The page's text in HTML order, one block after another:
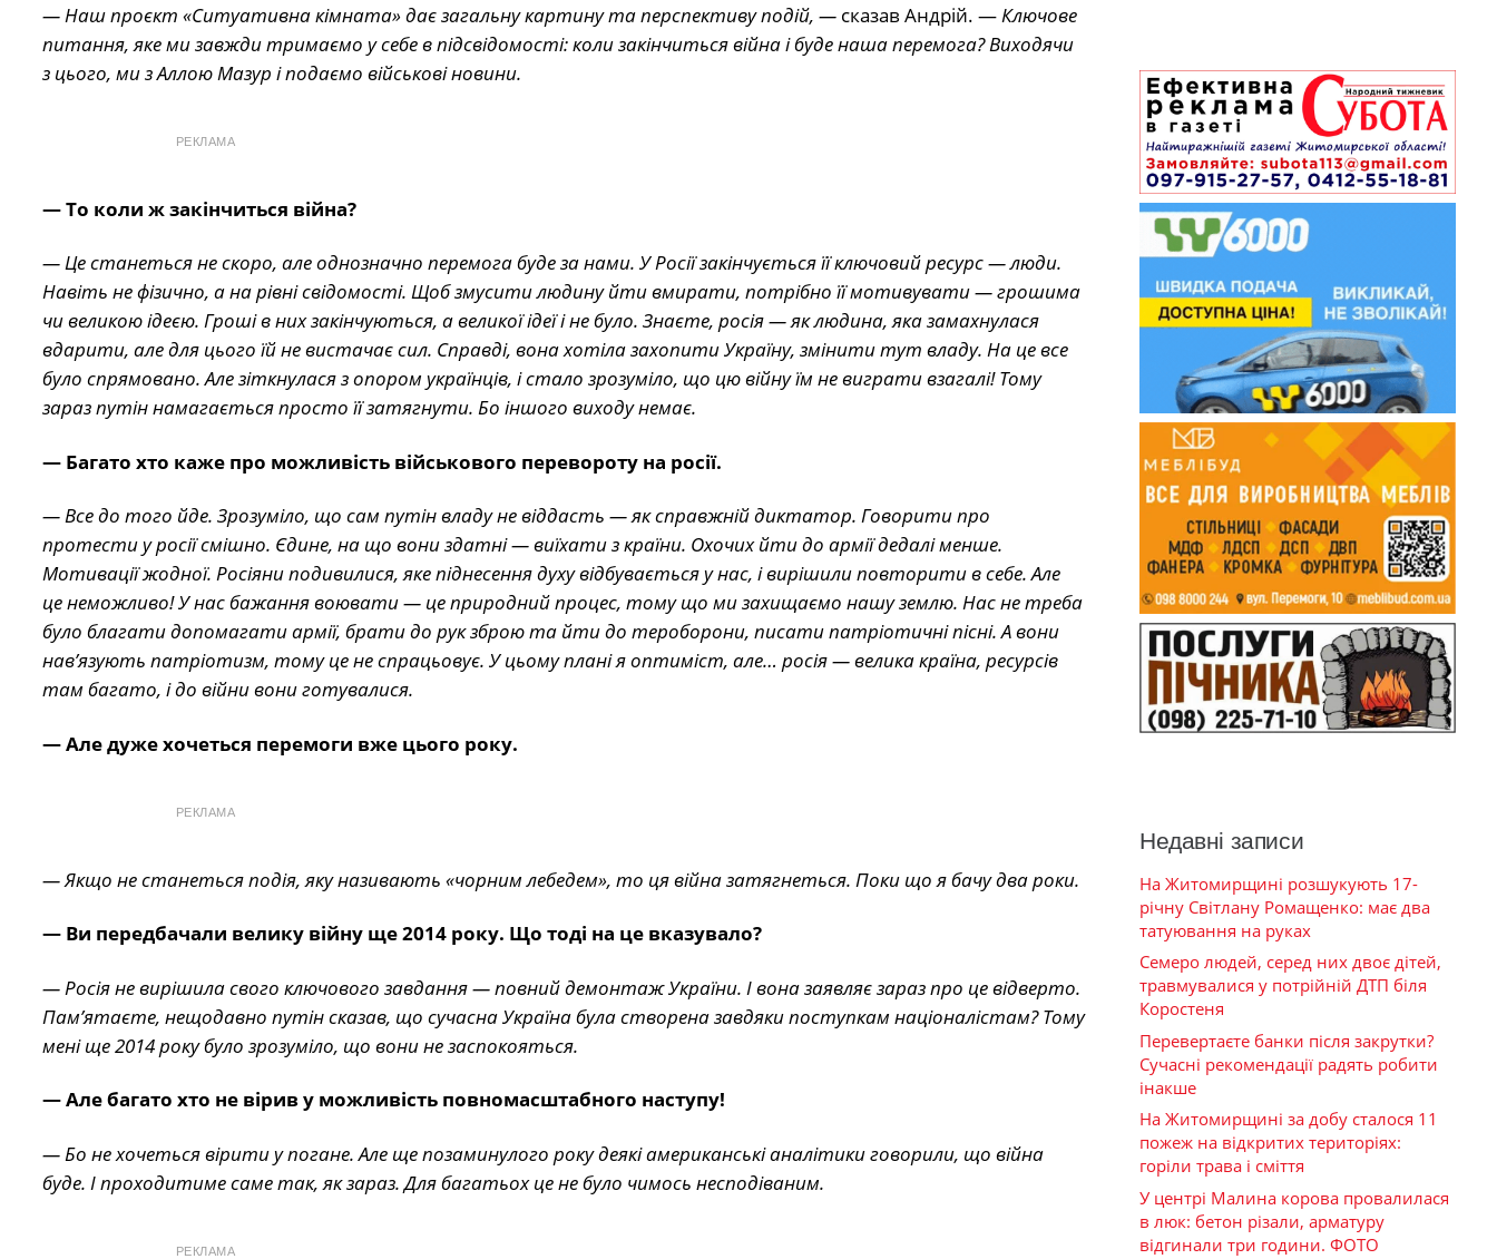
— Наш проєкт «Ситуативна кімната» дає загальну картину та перспективу подій, —сказав Андрій. — Ключове
питання, яке ми завжди тримаємо у себе в підсвідомості: коли закінчиться війна і буде наша перемога? Виходячи
з цього, ми з Аллою Мазур і подаємо військові новини.
РЕКЛАМА
— То коли ж закінчиться війна?
— Це станеться не скоро, але однозначно перемога буде за нами. У Росії закінчується її ключовий ресурс — люди.
Навіть не фізично, а на рівні свідомості. Щоб змусити людину йти вмирати, потрібно її мотивувати — грошима
чи великою ідеєю. Гроші в них закінчуються, а великої ідеї і не було. Знаєте, росія — як людина, яка замахнулася
вдарити, але для цього їй не вистачає сил. Справді, вона хотіла захопити Україну, змінити тут владу. На це все
було спрямовано. Але зіткнулася з опором українців, і стало зрозуміло, що цю війну їм не виграти взагалі! Тому
зараз путін намагається просто її затягнути. Бо іншого виходу немає.
— Багато хто каже про можливість військового перевороту на росії.
— Все до того йде. Зрозуміло, що сам путін владу не віддасть — як справжній диктатор. Говорити про
протести у росії смішно. Єдине, на що вони здатні — виїхати з країни. Охочих йти до армії дедалі менше.
Мотивації жодної. Росіяни подивилися, яке піднесення духу відбувається у нас, і вирішили повторити в себе. Але
це неможливо! У нас бажання воювати — це природний процес, тому що ми захищаємо нашу землю. Нас не треба
було благати допомагати армії, брати до рук зброю та йти до тероборони, писати патріотичні пісні. А вони
нав’язують патріотизм, тому це не спрацьовує. У цьому плані я оптиміст, але… росія — велика країна, ресурсів
там багато, і до війни вони готувалися.
— Але дуже хочеться перемоги вже цього року.
РЕКЛАМА
— Якщо не станеться подія, яку називають «чорним лебедем», то ця війна затягнеться. Поки що я бачу два роки.
— Ви передбачали велику війну ще 2014 року. Що тоді на це вказувало?
— Росія не вирішила свого ключового завдання — повний демонтаж України. І вона заявляє зараз про це відверто.
Пам’ятаєте, нещодавно путін сказав, що сучасна Україна була створена завдяки поступкам націоналістам? Тому
мені ще 2014 року було зрозуміло, що вони не заспокояться.
— Але багато хто не вірив у можливість повномасштабного наступу!
— Бо не хочеться вірити у погане. Але ще позаминулого року деякі американські аналітики говорили, що війна
буде. І проходитиме саме так, як зараз. Для багатьох це не було чимось несподіваним.
РЕКЛАМА
Недавні записи
На Житомирщині розшукують 17-
річну Світлану Ромащенко: має два
татуювання на руках
Семеро людей, серед них двоє дітей,
травмувалися у потрійній ДТП біля
Коростеня
Перевертаєте банки після закрутки?
Сучасні рекомендації радять робити
інакше
На Житомирщині за добу сталося 11
пожеж на відкритих територіях:
горіли трава і сміття
У центрі Малина корова провалилася
в люк: бетон різали, арматуру
відгинали три години. ФОТО